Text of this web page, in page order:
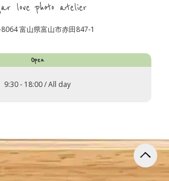
love photo atelier
富山県富山市赤田847-1
Open
9:30 - 18:00 / All day